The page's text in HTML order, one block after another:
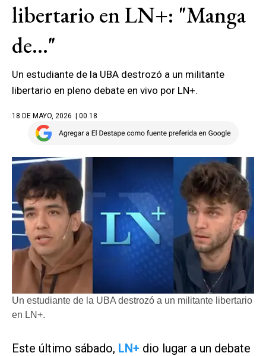
libertario en LN+: "Manga
de..."
Un estudiante de la UBA destrozó a un militante
libertario en pleno debate en vivo por LN+.
18 DE MAYO, 2026 | 00.18
Un estudiante de la UBA destrozó a un militante libertario
en LN+.
Este último sábado, LN+ dio lugar a un debate